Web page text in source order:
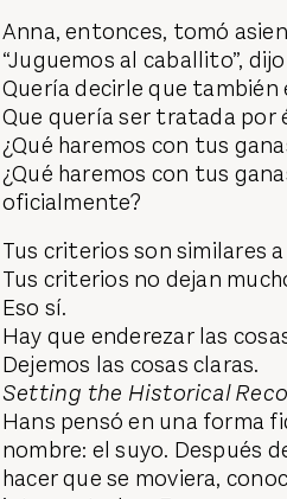
Anna, entonces, tomó
“Juguemos al caballito”,
Quería decirle que también
Que quería ser tratada por
¿Qué haremos con tus
¿Qué haremos con tus
oficialmente?
Tus criterios son similares
Tus criterios no dejan
Eso sí.
Hay que enderezar las
Dejemos las cosas claras.
Setting the Historical
Hans pensó en una forma
nombre: el suyo. Después
hacer que se moviera,